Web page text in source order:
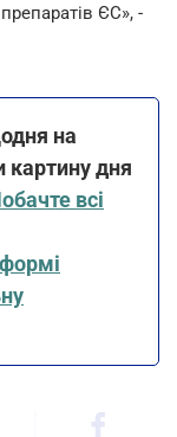
ЄС», -
на
картину дня
всі